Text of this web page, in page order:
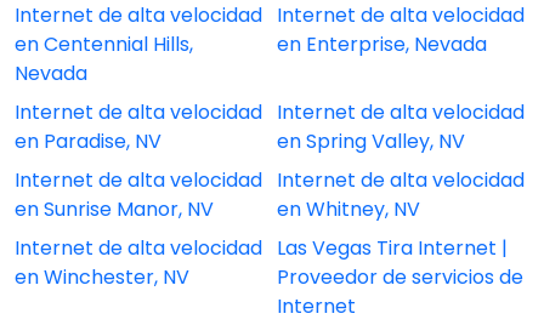
Internet de alta velocidad
en Centennial Hills,
Nevada
Internet de alta velocidad
en Enterprise, Nevada
Internet de alta velocidad
en Paradise, NV
Internet de alta velocidad
en Spring Valley, NV
Internet de alta velocidad
en Sunrise Manor, NV
Internet de alta velocidad
en Whitney, NV
Internet de alta velocidad
en Winchester, NV
Las Vegas Tira Internet |
Proveedor de servicios de
Internet